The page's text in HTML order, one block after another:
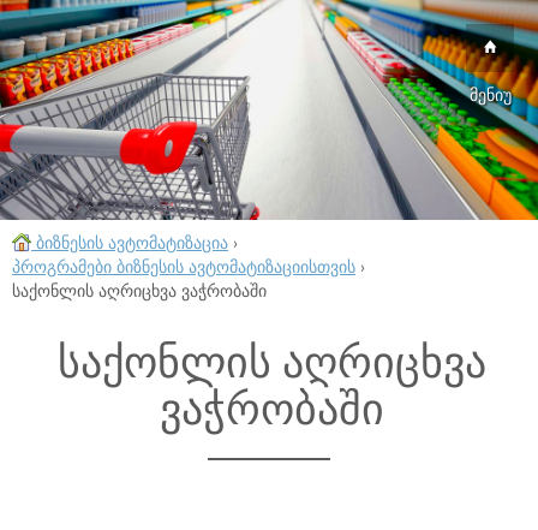
მენიუ
ბიზნესის ავტომატიზაცია ›
პროგრამები ბიზნესის ავტომატიზაციისთვის ›
საქონლის აღრიცხვა ვაჭრობაში
საქონლის აღრიცხვა
ვაჭრობაში